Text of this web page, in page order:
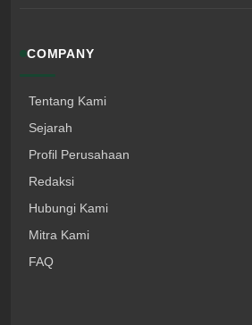
COMPANY
Tentang Kami
Sejarah
Profil Perusahaan
Redaksi
Hubungi Kami
Mitra Kami
FAQ